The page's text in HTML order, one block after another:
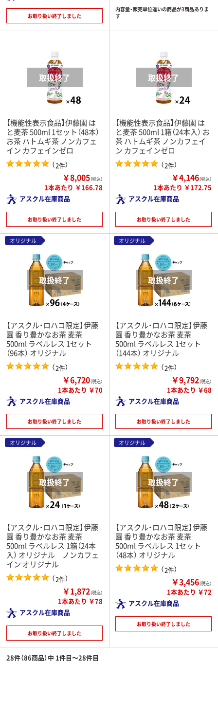
お取り扱い終了しました
内容量・販売単位違いの商品が3商品ありま
す
【機能性表示食品】伊藤園 は
と麦茶 500ml 1セット（48本）
お茶 ハトムギ茶 ノンカフェ
イン カフェインゼロ
（2件）
￥8,005（税込）
1本あたり ￥166.78
アスクル在庫商品
お取り扱い終了しました
【機能性表示食品】伊藤園 は
と麦茶 500ml 1箱（24本入） お
茶 ハトムギ茶 ノンカフェイ
ン カフェインゼロ
（2件）
￥4,146（税込）
1本あたり ￥172.75
アスクル在庫商品
お取り扱い終了しました
オリジナル
【アスクル・ロハコ限定】伊藤
園 香り豊かなお茶 麦茶
500ml ラベルレス 1セット
（96本） オリジナル
（2件）
￥6,720（税込）
1本あたり ￥70
アスクル在庫商品
お取り扱い終了しました
オリジナル
【アスクル・ロハコ限定】伊藤
園 香り豊かなお茶 麦茶
500ml ラベルレス 1セット
（144本） オリジナル
（2件）
￥9,792（税込）
1本あたり ￥68
アスクル在庫商品
お取り扱い終了しました
オリジナル
【アスクル・ロハコ限定】伊藤
園 香り豊かなお茶 麦茶
500ml ラベルレス 1箱（24本
入） オリジナル ノンカフェ
イン オリジナル
（2件）
￥1,872（税込）
1本あたり ￥78
アスクル在庫商品
お取り扱い終了しました
オリジナル
【アスクル・ロハコ限定】伊藤
園 香り豊かなお茶 麦茶
500ml ラベルレス 1セット
（48本） オリジナル
（2件）
￥3,456（税込）
1本あたり ￥72
アスクル在庫商品
お取り扱い終了しました
28件（86商品）中 1件目～28件目